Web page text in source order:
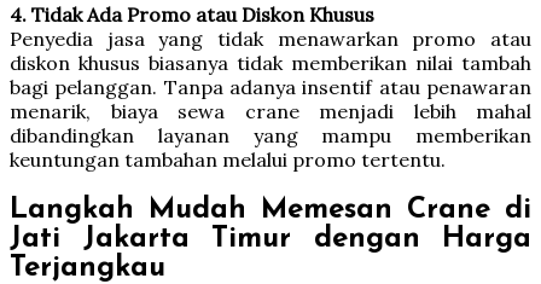
4. Tidak Ada Promo atau Diskon Khusus
Penyedia jasa yang tidak menawarkan promo atau
diskon khusus biasanya tidak memberikan nilai tambah
bagi pelanggan. Tanpa adanya insentif atau penawaran
menarik, biaya sewa crane menjadi lebih mahal
dibandingkan layanan yang mampu memberikan
keuntungan tambahan melalui promo tertentu.
Langkah Mudah Memesan Crane di
Jati Jakarta Timur dengan Harga
Terjangkau